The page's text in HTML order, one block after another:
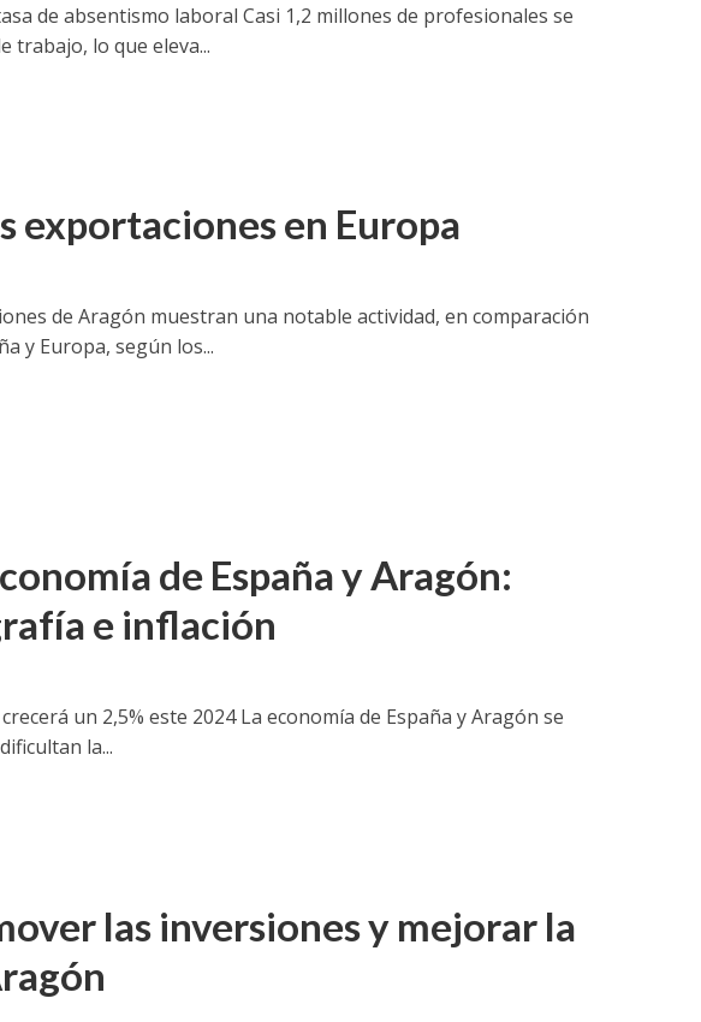
de absentismo laboral Casi 1,2 millones de profesionales se
trabajo, lo que eleva...
exportaciones en Europa
de Aragón muestran una notable actividad, en comparación
y Europa, según los...
de España y Aragón:
e inflación
un 2,5% este 2024 La economía de España y Aragón se
la...
las inversiones y mejorar la